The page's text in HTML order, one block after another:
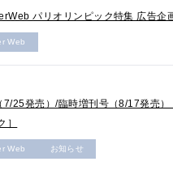
パリオリンピック特集 広告企
Web
25発売）/臨時増刊号（8/17発売）
］
Web お知らせ